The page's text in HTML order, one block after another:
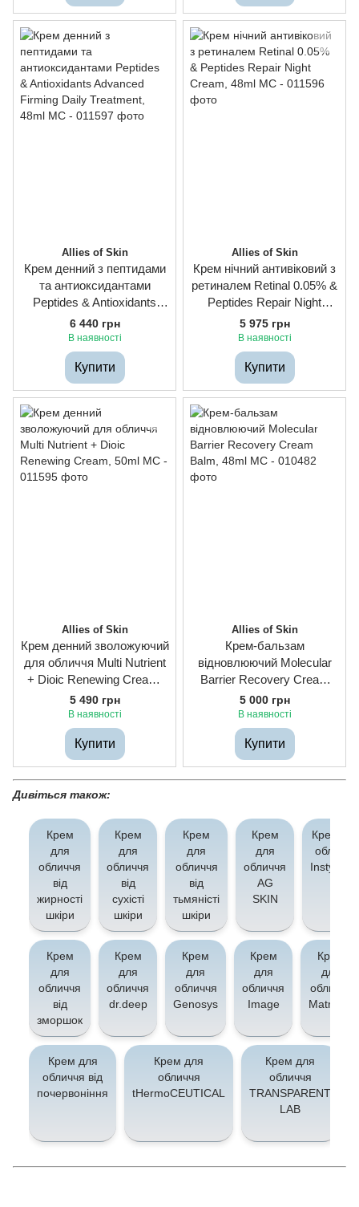
Allies of Skin
Крем денний з пептидами
та антиоксидантами
Peptides & Antioxidants
Advanced Firming Daily
Treatment, 48ml
6 440 грн
В наявності
Купити
Allies of Skin
Крем нічний антивіковий з
ретиналем Retinal 0.05% &
Peptides Repair Night
Cream, 48ml
5 975 грн
В наявності
Купити
Allies of Skin
Крем денний зволожуючий
для обличчя Multi Nutrient
+ Dioic Renewing Cream,
50ml
5 490 грн
В наявності
Купити
Allies of Skin
Крем-бальзам
відновлюючий Molecular
Barrier Recovery Cream
Balm, 48ml
5 000 грн
В наявності
Купити
Дивіться також:
Крем
для
обличчя
від
жирності
шкіри
Крем
для
обличчя
від
сухісті
шкіри
Крем
для
обличчя
від
тьмяністі
шкіри
Крем
для
обличчя
AG
SKIN
Крем
обличчя
Крем
для
обличчя
від
зморшок
Крем
для
обличчя
dr.deep
Крем
для
обличчя
Genosys
Крем
для
обличчя
Image
Крем
для
обличчя
Matrigen
Крем для
обличчя від
почервоніння
Крем для
обличчя
tHermoCEUTICAL
Крем для
обличчя
TRANSPARENT
LAB